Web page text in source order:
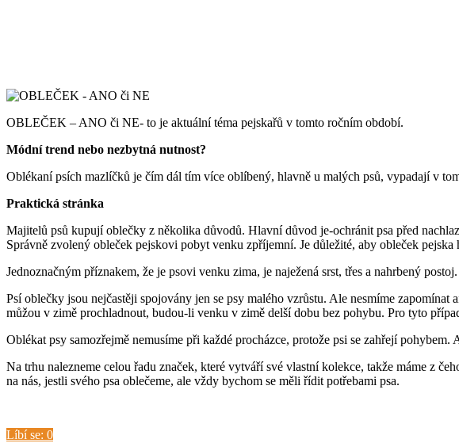
OBLEČEK – ANO či NE- to je aktuální téma pejskařů v tomto ročním období.
Módní trend nebo nezbytná nutnost?
Oblékaní psích mazlíčků je čím dál tím více oblíbený, hlavně u malých psů, vypadají v
Praktická stránka
Majitelů psů kupují oblečky z několika důvodů. Hlavní důvod je-ochránit psa před
Správně zvolený obleček pejskovi pobyt venku zpříjemní. Je důležité, aby obleček
Jednoznačným příznakem, že je psovi venku zima, je naježená srst, třes a nahrbený
Psí oblečky jsou nejčastěji spojovány jen se psy malého vzrůstu. Ale nesmíme
můžou v zimě prochladnout, budou-li venku v zimě delší dobu bez pohybu. Pro tyto
Oblékat psy samozřejmě nemusíme při každé procházce, protože psi se zahřejí
Na trhu nalezneme celou řadu značek, které vytváří své vlastní kolekce, takže máme z
na nás, jestli svého psa oblečeme, ale vždy bychom se měli řídit potřebami psa.
Líbí se: 0